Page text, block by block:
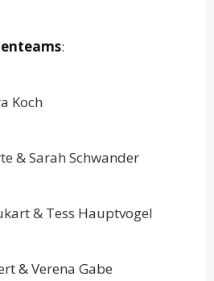
:
Koch
& Sarah Schwander
& Tess Hauptvogel
& Verena Gabe